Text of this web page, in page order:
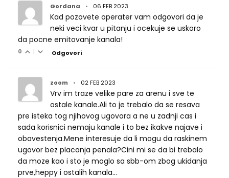
Gordana • 06 FEB 2023
Kad pozovete operater vam odgovori da je
neki veci kvar u pitanju i ocekuje se uskoro
da pocne emitovanje kanala!
0 | Odgovori
zoom • 02 FEB 2023
Vrv im traze velike pare za arenu i sve te
ostale kanale.Ali to je trebalo da se resava
pre isteka tog njihovog ugovora a ne u zadnji cas i
sada korisnici nemaju kanale i to bez ikakve najave i
obavestenja.Mene interesuje da li mogu da raskinem
ugovor bez placanja penala?Cini mi se da bi trebalo
da moze kao i sto je moglo sa sbb-om zbog ukidanja
prve,heppy i ostalih kanala...